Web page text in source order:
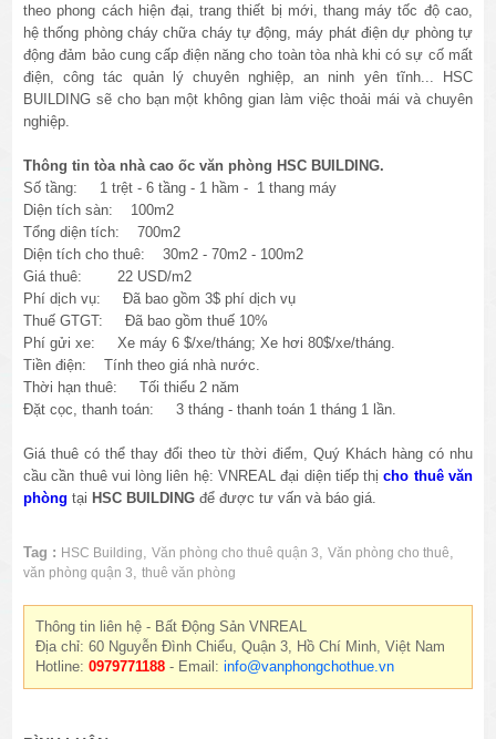
theo phong cách hiện đại, trang thiết bị mới, thang máy tốc độ cao,
hệ thống phòng cháy chữa cháy tự động, máy phát điện dự phòng tự
động đảm bảo cung cấp điện năng cho toàn tòa nhà khi có sự cố mất
điện, công tác quản lý chuyên nghiệp, an ninh yên tĩnh... HSC
BUILDING sẽ cho bạn một không gian làm việc thoải mái và chuyên
nghiệp.
Thông tin tòa nhà cao ốc văn phòng HSC BUILDING.
Số tầng: 1 trệt - 6 tầng - 1 hầm - 1 thang máy
Diện tích sàn: 100m2
Tổng diện tích: 700m2
Diện tích cho thuê: 30m2 - 70m2 - 100m2
Giá thuê: 22 USD/m2
Phí dịch vụ: Đã bao gồm 3$ phí dịch vụ
Thuế GTGT: Đã bao gồm thuế 10%
Phí gửi xe: Xe máy 6 $/xe/tháng; Xe hơi 80$/xe/tháng.
Tiền điện: Tính theo giá nhà nước.
Thời hạn thuê: Tối thiểu 2 năm
Đặt cọc, thanh toán: 3 tháng - thanh toán 1 tháng 1 lần.
Giá thuê có thể thay đổi theo từ thời điểm, Quý Khách hàng có nhu
cầu cần thuê vui lòng liên hệ: VNREAL đại diện tiếp thịcho thuê văn
phòngtại HSC BUILDINGđể được tư vấn và báo giá.
Tag : HSC Building ,Văn phòng cho thuê quận 3 ,Văn phòng cho thuê
văn phòng quận 3 ,thuê văn phòng
Thông tin liên hệ - Bất Động Sản VNREAL
Địa chỉ: 60 Nguyễn Đình Chiểu, Quận 3, Hồ Chí Minh, Việt Nam
Hotline:0979771188 - Email:info@vanphongchothue.vn